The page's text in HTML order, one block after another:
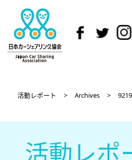
活動レポート > Archives > 9219
活動レポ